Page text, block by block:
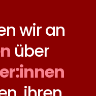
wir an
über